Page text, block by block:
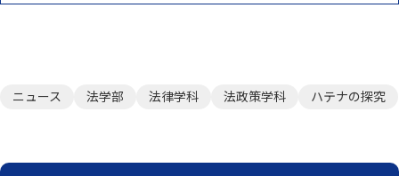
ニュース 法学部 法律学科 法政策学科 ハテナの探究